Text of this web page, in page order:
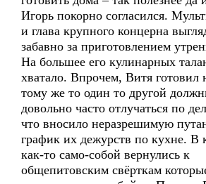
Игорь покорно согласился.
и глава крупного концерна
забавно за приготовлением
На большее его кулинарных
хватало. Впрочем, Витя
тому же то один то другой
довольно часто отлучаться по
что вносило неразрешимую
график их дежурств по кухне. В
как-то само-собой вернулись к
общепитовским свёрткам